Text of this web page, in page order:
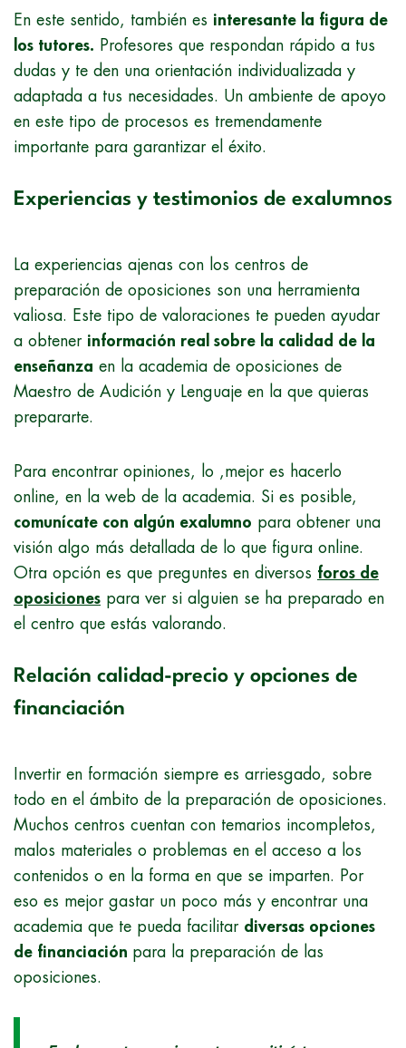
En este sentido, también es interesante la figura de
los tutores. Profesores que respondan rápido a tus
dudas y te den una orientación individualizada y
adaptada a tus necesidades. Un ambiente de apoyo
en este tipo de procesos es tremendamente
importante para garantizar el éxito.
Experiencias y testimonios de exalumnos
La experiencias ajenas con los centros de
preparación de oposiciones son una herramienta
valiosa. Este tipo de valoraciones te pueden ayudar
a obtener información real sobre la calidad de la
enseñanza en la academia de oposiciones de
Maestro de Audición y Lenguaje en la que quieras
prepararte.
Para encontrar opiniones, lo ,mejor es hacerlo
online, en la web de la academia. Si es posible,
comunícate con algún exalumno para obtener una
visión algo más detallada de lo que figura online.
Otra opción es que preguntes en diversos foros de
oposiciones para ver si alguien se ha preparado en
el centro que estás valorando.
Relación calidad-precio y opciones de
financiación
Invertir en formación siempre es arriesgado, sobre
todo en el ámbito de la preparación de oposiciones.
Muchos centros cuentan con temarios incompletos,
malos materiales o problemas en el acceso a los
contenidos o en la forma en que se imparten. Por
eso es mejor gastar un poco más y encontrar una
academia que te pueda facilitar diversas opciones
de financiación para la preparación de las
oposiciones.